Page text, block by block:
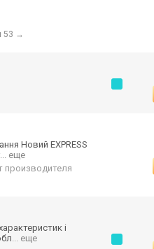
53 →
Новий EXPRESS
... еще
производителя
і
... еще